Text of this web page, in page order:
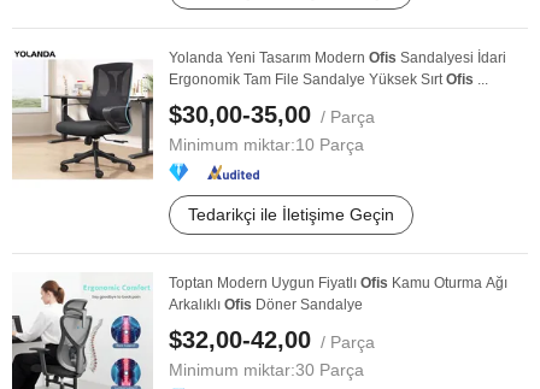
Yolanda Yeni Tasarım Modern Ofis Sandalyesi İdari
Ergonomik Tam File Sandalye Yüksek SırtOfis ...
$30,00-35,00 / Parça
Minimum miktar:10 Parça
Tedarikçi ile İletişime Geçin
Toptan Modern Uygun Fiyatlı Ofis Kamu Oturma Ağı
Arkalıklı Ofis Döner Sandalye
$32,00-42,00 / Parça
Minimum miktar:30 Parça